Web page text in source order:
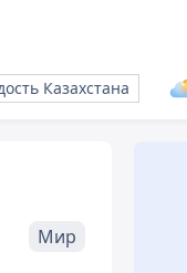
Казахстана
Мир